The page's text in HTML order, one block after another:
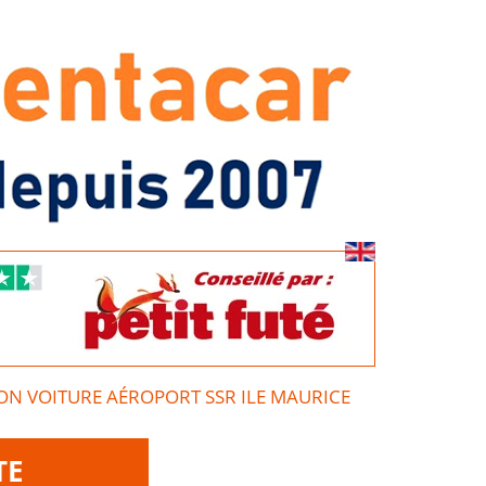
VOITURE AÉROPORT SSR ILE MAURICE